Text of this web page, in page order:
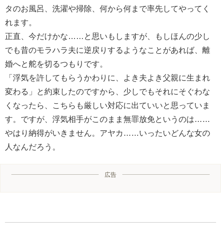
タのお風呂、洗濯や掃除、何から何まで率先してやってく
れます。
正直、今だけかな……と思いもしますが、もしほんの少し
でも昔のモラハラ夫に逆戻りするようなことがあれば、離
婚へと舵を切るつもりです。
「浮気を許してもらうかわりに、よき夫よき父親に生まれ
変わる」と約束したのですから、少しでもそれにそぐわな
くなったら、こちらも厳しい対応に出ていいと思っていま
す。ですが、浮気相手がこのまま無罪放免というのは……
やはり納得がいきません。アヤカ……いったいどんな女の
人なんだろう。
広告